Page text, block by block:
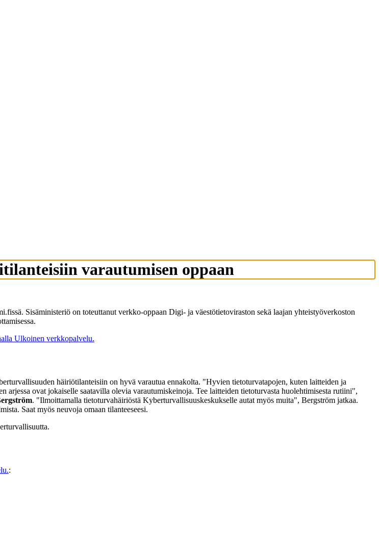
varautumisen oppaan
Sisäministeriö on toteuttanut verkko-oppaan Digi- ja väestötietoviraston sekä laajan yhteistyöverkoston
Ulkoinen verkkopalvelu.
häiriötilanteisiin on hyvä varautua ennakolta. "Hyvien tietoturvatapojen, kuten laitteiden ja
ovat jokaiselle saatavilla olevia varautumiskeinoja. Tee laitteiden tietoturvasta huolehtimisesta rutiini",
. "Ilmoittamalla tietoturvahäiriöstä Kyberturvallisuuskeskukselle autat myös muita", Bergström jatkaa.
Saat myös neuvoja omaan tilanteeseesi.
: